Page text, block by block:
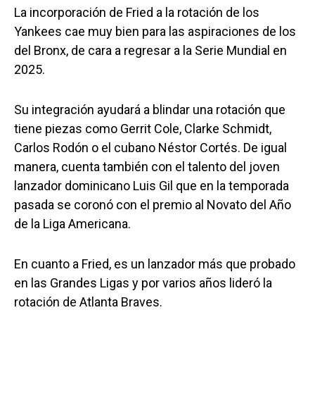
La incorporación de Fried a la rotación de los
Yankees cae muy bien para las aspiraciones de los
del Bronx, de cara a regresar a la Serie Mundial en
2025.
Su integración ayudará a blindar una rotación que
tiene piezas como Gerrit Cole, Clarke Schmidt,
Carlos Rodón o el cubano Néstor Cortés. De igual
manera, cuenta también con el talento del joven
lanzador dominicano Luis Gil que en la temporada
pasada se coronó con el premio al Novato del Año
de la Liga Americana.
En cuanto a Fried, es un lanzador más que probado
en las Grandes Ligas y por varios años lideró la
rotación de Atlanta Braves.